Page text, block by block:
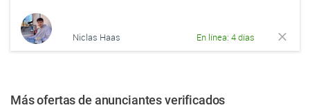
Niclas Haas En línea: 4 días
Más ofertas de anunciantes verificados